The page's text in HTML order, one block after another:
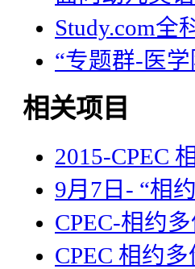
Study.com全
“专题群-医
相关项目
2015-CPEC
9月7日- “相
CPEC-相约
CPEC 相约